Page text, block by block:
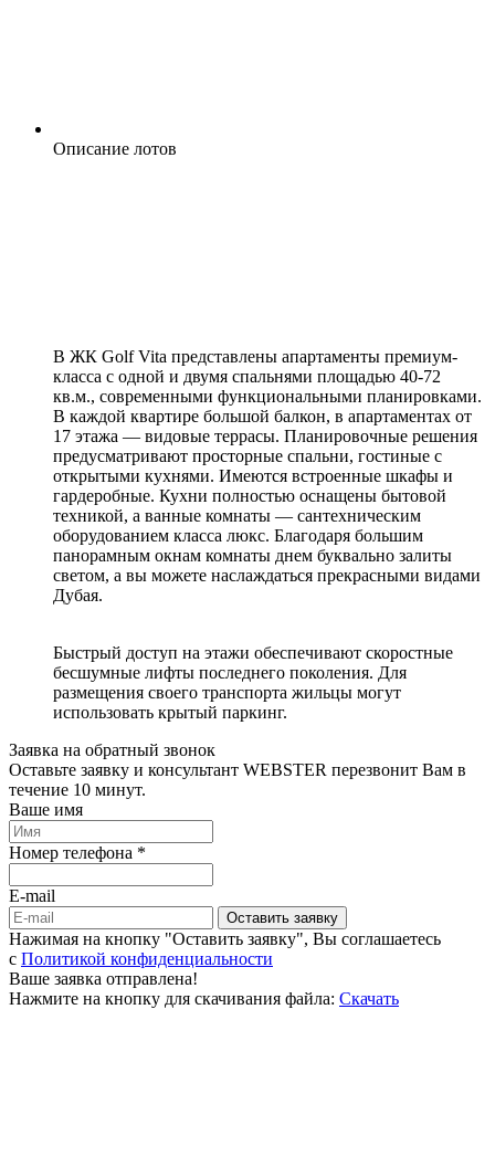
Описание лотов
В ЖК Golf Vita представлены апартаменты премиум-
класса с одной и двумя спальнями площадью 40-72
кв.м., современными функциональными планировками.
В каждой квартире большой балкон, в апартаментах от
17 этажа — видовые террасы. Планировочные решения
предусматривают просторные спальни, гостиные с
открытыми кухнями. Имеются встроенные шкафы и
гардеробные. Кухни полностью оснащены бытовой
техникой, а ванные комнаты — сантехническим
оборудованием класса люкс. Благодаря большим
панорамным окнам комнаты днем буквально залиты
светом, а вы можете наслаждаться прекрасными видами
Дубая.
Быстрый доступ на этажи обеспечивают скоростные
бесшумные лифты последнего поколения. Для
размещения своего транспорта жильцы могут
использовать крытый паркинг.
Заявка на обратный звонок
Оставьте заявку и консультант WEBSTER перезвонит Вам в
течение 10 минут.
Ваше имя
Номер телефона *
E-mail
Оставить заявку
Нажимая на кнопку "Оставить заявку", Вы соглашаетесь
c Политикой конфиденциальности
Ваше заявка отправлена!
Нажмите на кнопку для скачивания файла: Скачать